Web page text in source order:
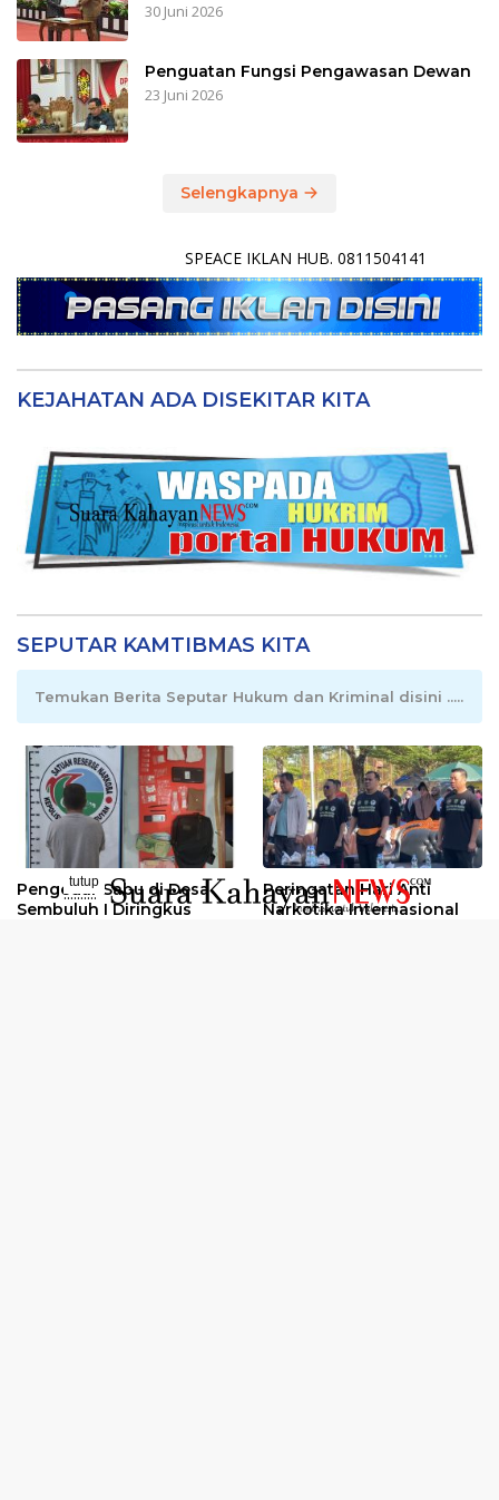
30 Juni 2026
Penguatan Fungsi Pengawasan Dewan
23 Juni 2026
Selengkapnya
SPEACE IKLAN HUB. 0811504141
KEJAHATAN ADA DISEKITAR KITA
SEPUTAR KAMTIBMAS KITA
Temukan Berita Seputar Hukum dan Kriminal disini .....
Pengedar Sabu di Desa
Sembuluh I Diringkus
Peringatan Hari Anti
Narkotika Internasional
tutup
..........